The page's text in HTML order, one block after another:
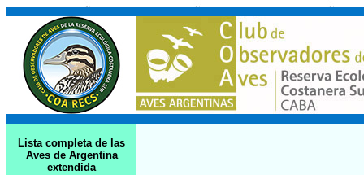
Lista completa de las
Aves de Argentina
extendida